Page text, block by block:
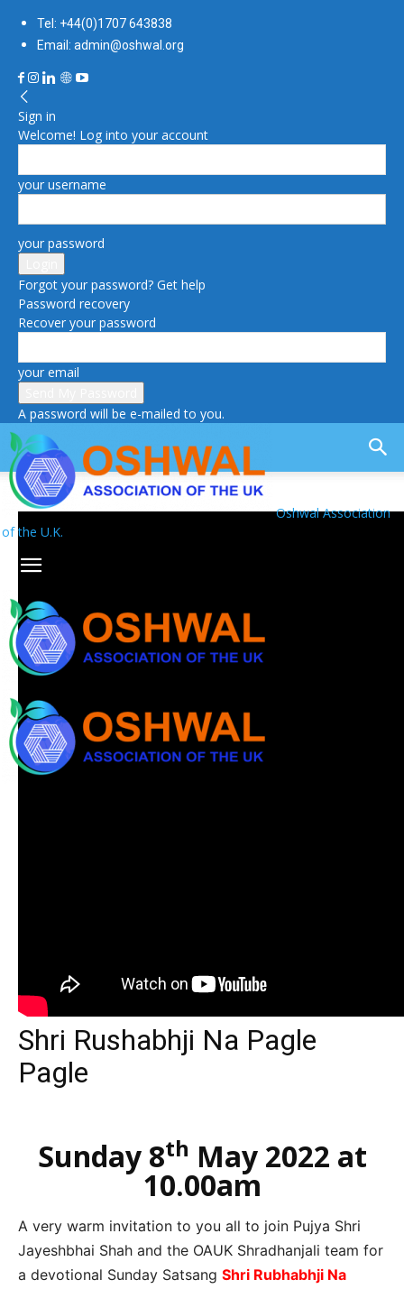
Tel: +44(0)1707 643838
Email: admin@oshwal.org
Sign in
Welcome! Log into your account
your username
your password
Forgot your password? Get help
Password recovery
Recover your password
your email
A password will be e-mailed to you.
Oshwal Association
of the U.K.
Shri Rushabhji Na Pagle
Pagle
Sunday 8th May 2022 at
10.00am
A very warm invitation to you all to join Pujya Shri
Jayeshbhai Shah and the OAUK Shradhanjali team for
a devotional Sunday Satsang Shri Rubhabhji Na